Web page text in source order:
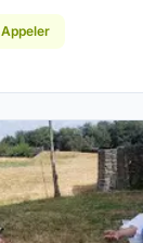
Appeler